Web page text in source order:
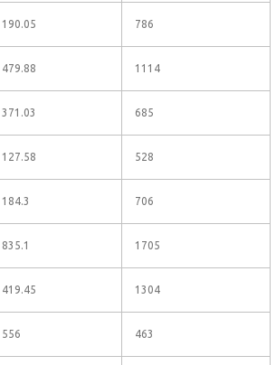
190.05 786
479.88 1114
371.03 685
127.58 528
184.3 706
835.1 1705
419.45 1304
556 463